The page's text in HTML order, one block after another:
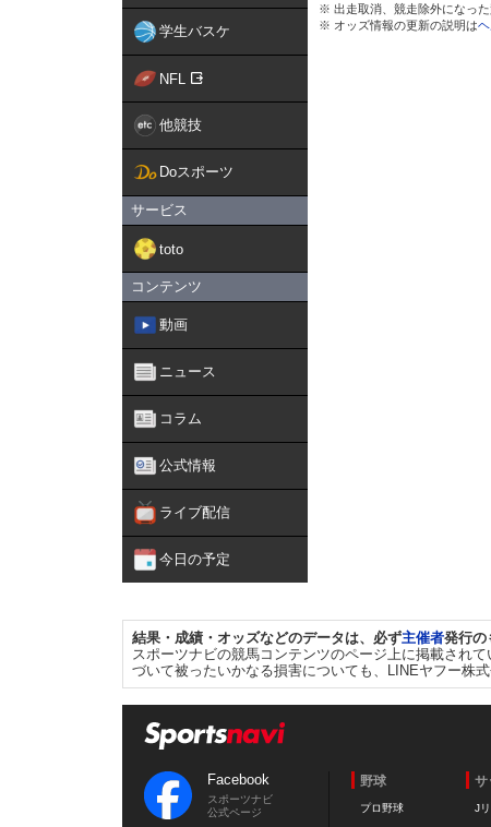
学生バスケ
NFL
他競技
Doスポーツ
サービス
toto
コンテンツ
動画
ニュース
コラム
公式情報
ライブ配信
今日の予定
※ 出走取消、競走除外になった
※ オッズ情報の更新の説明は
結果・成績・オッズなどのデータは、必ず主催者発行の
スポーツナビの競馬コンテンツのページ上に掲載され
づいて被ったいかなる損害についても、LINEヤフー株
Facebook
スポーツナビ
公式ページ
野球
プロ野球
サ
J